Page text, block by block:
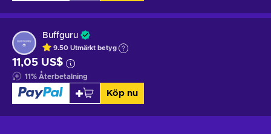
Buffguru
9.50 Utmärkt betyg
11,05 US$
11% Återbetalning
Köp nu